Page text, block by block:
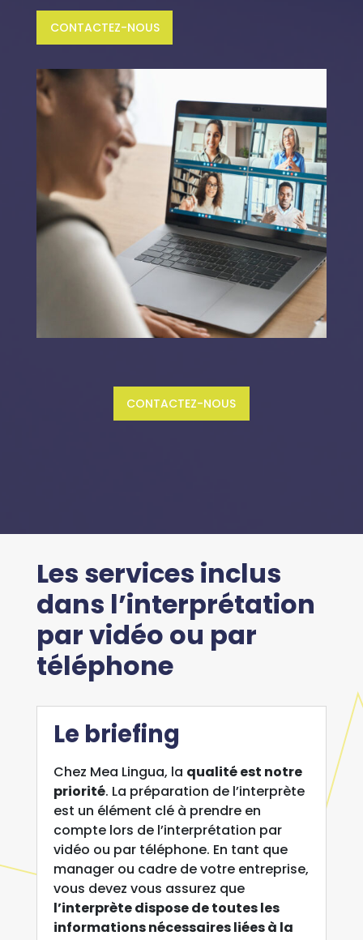
CONTACTEZ-NOUS
CONTACTEZ-NOUS
Les services inclus
dans l’interprétation
par vidéo ou par
téléphone
Le briefing
Chez Mea Lingua, la qualité est notre
priorité. La préparation de l’interprète
est un élément clé à prendre en
compte lors de l’interprétation par
vidéo ou par téléphone. En tant que
manager ou cadre de votre entreprise,
vous devez vous assurez que
l’interprète dispose de toutes les
informations nécessaires liées à la